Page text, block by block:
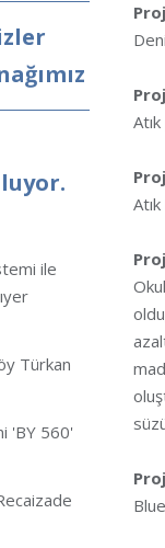
ile
Türkan
'BY 560'